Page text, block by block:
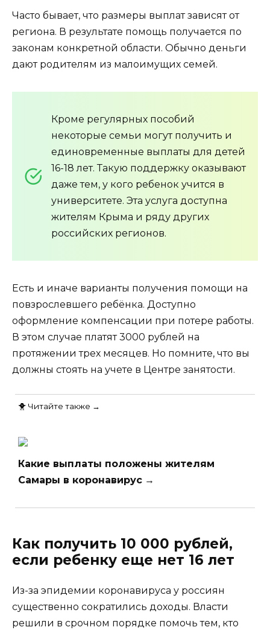
Часто бывает, что размеры выплат зависят от
региона. В результате помощь получается по
законам конкретной области. Обычно деньги
дают родителям из малоимущих семей.
Кроме регулярных пособий
некоторые семьи могут получить и
единовременные выплаты для детей
16-18 лет. Такую поддержку оказывают
даже тем, у кого ребенок учится в
университете. Эта услуга доступна
жителям Крыма и ряду других
российских регионов.
Есть и иначе варианты получения помощи на
повзрослевшего ребёнка. Доступно
оформление компенсации при потере работы.
В этом случае платят 3000 рублей на
протяжении трех месяцев. Но помните, что вы
должны стоять на учете в Центре занятости.
🐥 Читайте также →
Какие выплаты положены жителям
Самары в коронавирус →
Как получить 10 000 рублей,
если ребенку еще нет 16 лет
Из-за эпидемии коронавируса у россиян
существенно сократились доходы. Власти
решили в срочном порядке помочь тем, кто